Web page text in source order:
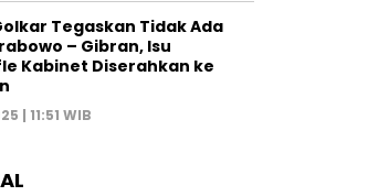
Tegaskan Tidak Ada
– Gibran, Isu
Kabinet Diserahkan ke
| 11:51 WIB